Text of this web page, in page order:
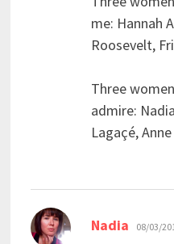
me: Hannah
Roosevelt,
Three
admire:
Lagaçé,
Nadia dit :
08/03/